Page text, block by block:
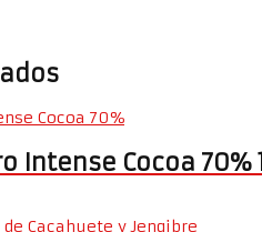
Intense Cocoa 70%